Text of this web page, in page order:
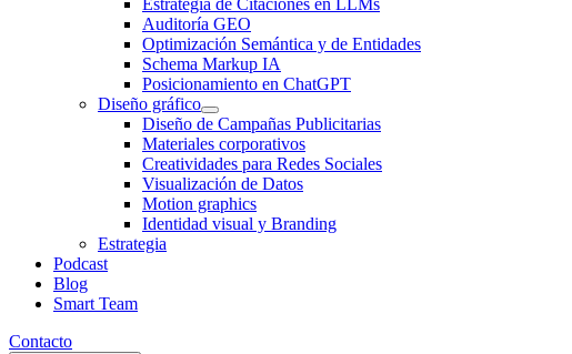
Estrategia de Citaciones en LLMs
Auditoría GEO
Optimización Semántica y de Entidades
Schema Markup IA
Posicionamiento en ChatGPT
Diseño gráfico
Diseño de Campañas Publicitarias
Materiales corporativos
Creatividades para Redes Sociales
Visualización de Datos
Motion graphics
Identidad visual y Branding
Estrategia
Podcast
Blog
Smart Team
Contacto